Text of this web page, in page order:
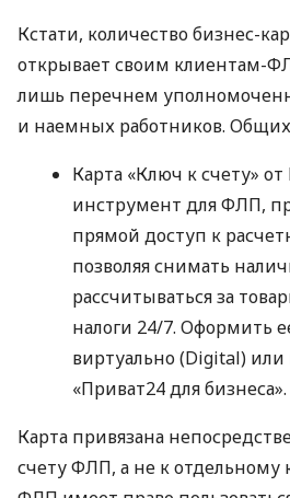
Кстати, количество бизнес-
открывает своим клиентам-
лишь перечнем
и наемных работников.
Карта «Ключ к счету»
инструмент для ФЛП,
прямой доступ к
позволяя снимать
рассчитываться за
налоги 24/7. Оформить
виртуально (Digital) или
«Приват24 для бизнеса».
Карта привязана
счету ФЛП, а не к отдельному